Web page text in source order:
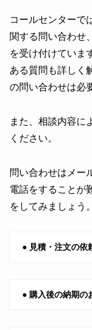
コールセンターで
関する問い合わせ
を受け付けていま
ある質問も詳しく
の問い合わせは必
また、相談内容に
ください。
問い合わせはメー
電話をすることが
をしてみましょう。
● 見積・注文の依
● 購入後の納期の